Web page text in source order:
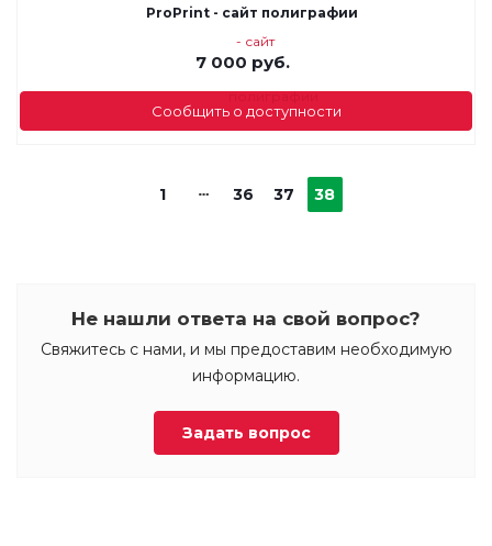
ProPrint - сайт полиграфии
7 000 руб.
Сообщить о доступности
1 36 37 38
Не нашли ответа на свой вопрос?
Свяжитесь с нами, и мы предоставим необходимую
информацию.
Задать вопрос